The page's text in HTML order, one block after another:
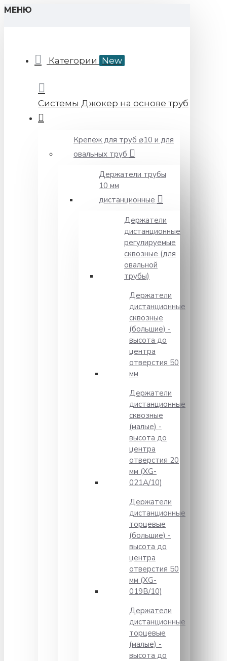
МЕНЮ
Категории New
Системы Джокер на основе труб
Крепеж для труб ⌀10 и для
овальных труб
Держатели трубы
10 мм
дистанционные
Держатели
дистанционные
регулируемые
сквозные (для
овальной
трубы)
Держатели
дистанционные
сквозные
(большие) -
высота до
центра
отверстия 50
мм
Держатели
дистанционные
сквозные
(малые) -
высота до
центра
отверстия 20
мм (XG-
021A/10)
Держатели
дистанционные
торцевые
(большие) -
высота до
центра
отверстия 50
мм (XG-
019B/10)
Держатели
дистанционные
торцевые
(малые) -
высота до